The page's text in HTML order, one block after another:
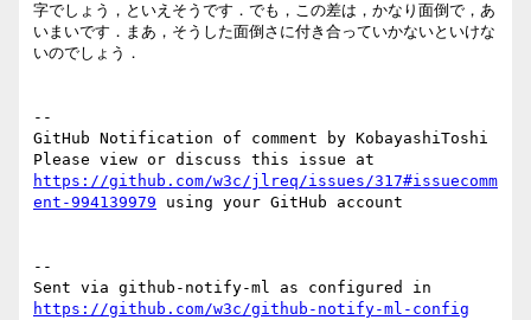
字でしょう，といえそうです．でも，この差は，かなり面倒で，あ
いまいです．まあ，そうした面倒さに付き合っていかないといけな
いのでしょう．
--
GitHub Notification of comment by KobayashiToshi
https://github.com/w3c/jlreq/issues/317#issuecomm
ent-994139979 using your GitHub account
--
https://github.com/w3c/github-notify-ml-config